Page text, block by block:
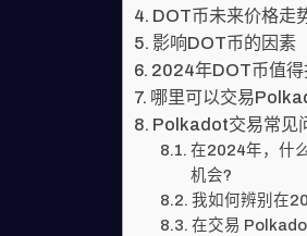
DOT币未来价格走
影响DOT币的因素
2024年DOT币值得
哪里可以交易
Polkadot交易常见
在2024年，什
机会?
我如何辨别在
在交易